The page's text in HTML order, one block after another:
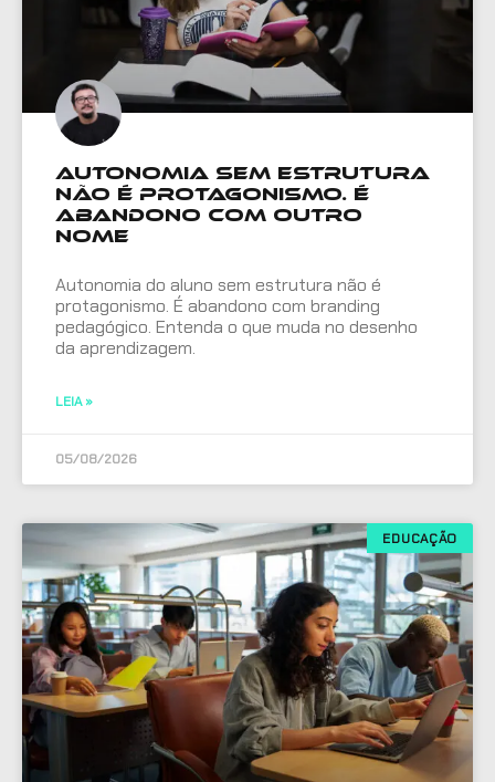
Autonomia sem estrutura
não é protagonismo. É
abandono com outro
nome
Autonomia do aluno sem estrutura não é
protagonismo. É abandono com branding
pedagógico. Entenda o que muda no desenho
da aprendizagem.
LEIA »
05/08/2026
EDUCAÇÃO